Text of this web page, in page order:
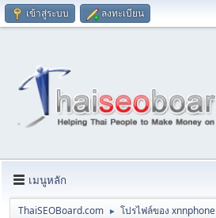
เข้าสู่ระบบ ลงทะเบียน
เมนูหลัก
ThaiSEOBoard.com ► โปรไฟล์ของ xnnphone